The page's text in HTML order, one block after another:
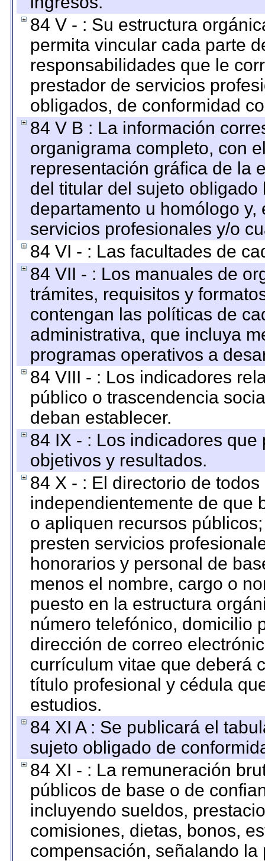
84 V - : Su estructura
permita vincular cada parte
responsabilidades que le
prestador de servicios
obligados, de conformidad
84 V B : La información
organigrama completo, con
representación gráfica de la
del titular del sujeto
departamento u homólogo
servicios profesionales y/o
84 VI - : Las facultades de
84 VII - : Los manuales de
trámites, requisitos y
contengan las políticas de
administrativa, que incluya
programas operativos a
84 VIII - : Los indicadores
público o trascendencia
deban establecer.
84 IX - : Los indicadores
objetivos y resultados.
84 X - : El directorio de
independientemente de que
o apliquen recursos
presten servicios
honorarios y personal de
menos el nombre, cargo o
puesto en la estructura
número telefónico, domicilio
dirección de correo
currículum vitae que deberá
título profesional y cédula
estudios.
84 XI A : Se publicará el
sujeto obligado de
84 XI - : La remuneración
públicos de base o de
incluyendo sueldos,
comisiones, dietas, bonos,
compensación, señalando